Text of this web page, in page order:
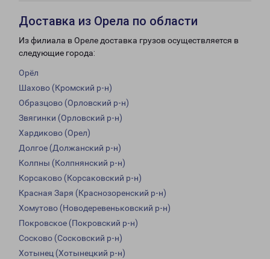
Доставка из Орела по области
Из филиала в Ореле доставка грузов осуществляется в
следующие города:
Орёл
Шахово (Кромский р-н)
Образцово (Орловский р-н)
Звягинки (Орловский р-н)
Хардиково (Орел)
Долгое (Должанский р-н)
Колпны (Колпнянский р-н)
Корсаково (Корсаковский р-н)
Красная Заря (Краснозоренский р-н)
Хомутово (Новодеревеньковский р-н)
Покровское (Покровский р-н)
Сосково (Сосковский р-н)
Хотынец (Хотынецкий р-н)